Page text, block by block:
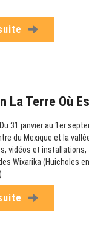
La Terre Où
Du 31 janvier au 1er
du Mexique et la
vidéos et installations,
Wixarika (Huicholes